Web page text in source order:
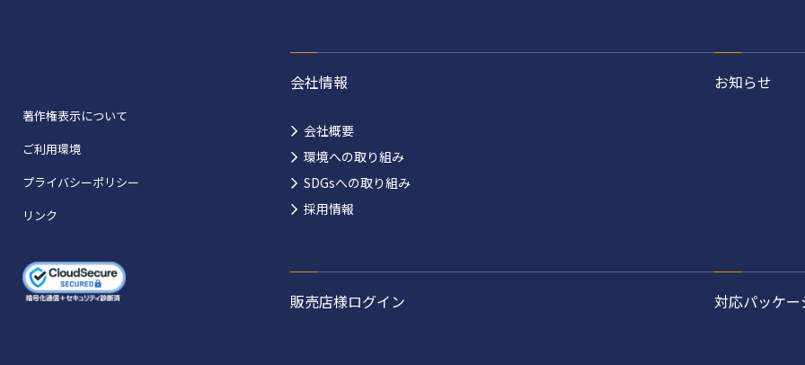
著作権表示について
ご利用環境
プライバシーポリシー
リンク
会社情報
会社概要
環境への取り組み
SDGsへの取り組み
採用情報
お知らせ
販売店様ログイン 対応パッケー